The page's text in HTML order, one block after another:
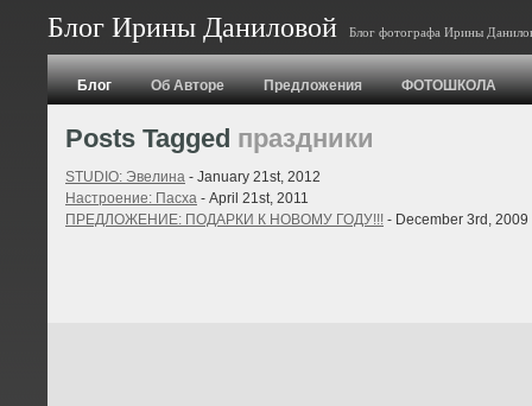
Блог Ирины Даниловой Блог фотографа Ирины
Блог Об Авторе Предложения ФОТОШКОЛА
Posts Tagged праздники
STUDIO: Эвелина - January 21st, 2012
Настроение: Пасха - April 21st, 2011
ПРЕДЛОЖЕНИЕ: ПОДАРКИ К НОВОМУ ГОДУ!!! - December 3rd, 2009